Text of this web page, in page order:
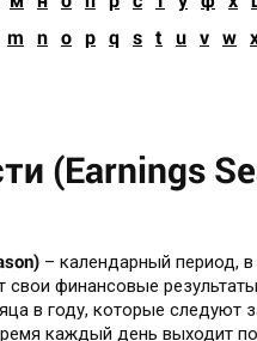
m n o p q s t u v w
(Earnings
– календарный период,
финансовые
в году, которые следуют
каждый день выходит